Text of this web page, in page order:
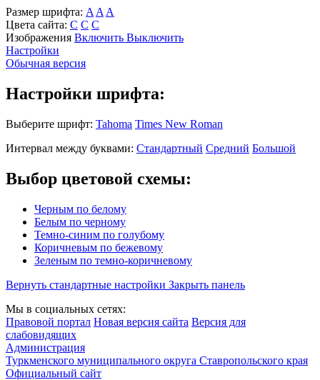
Размер шрифта: A A A
Цвета сайта: С С С
Изображения Включить Выключить
Настройки
Обычная версия
Настройки шрифта:
Выберите шрифт: Tahoma Times New Roman
Интервал между буквами: Стандартный Средний Большой
Выбор цветовой схемы:
Черным по белому
Белым по черному
Темно-синим по голубому
Коричневым по бежевому
Зеленым по темно-коричневому
Вернуть стандартные настройки Закрыть панель
Мы в социальных сетях:
Правовой портал Новая версия сайта Версия для
слабовидящих
Администрация
Туркменского муниципального округа Ставропольского края
Официальный сайт